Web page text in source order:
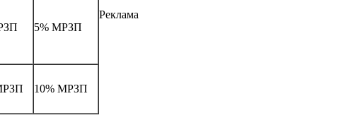
5% МРЗП
10% МРЗП
Реклама